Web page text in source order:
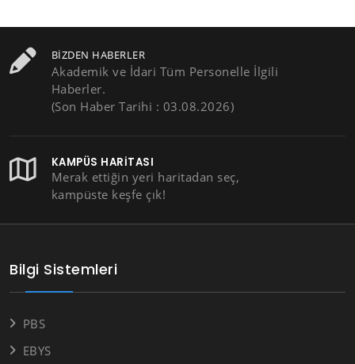
BIZDEN HABERLER
Akademik ve İdari Tüm Personelle İlgili
Haberler.
(Son Haber Tarihi : 03.08.2026)
KAMPÜS HARITASI
Merak ettiğin yeri haritadan seç,
kampüste keşfe çık!
Bilgi Sistemleri
PBS
EBYS